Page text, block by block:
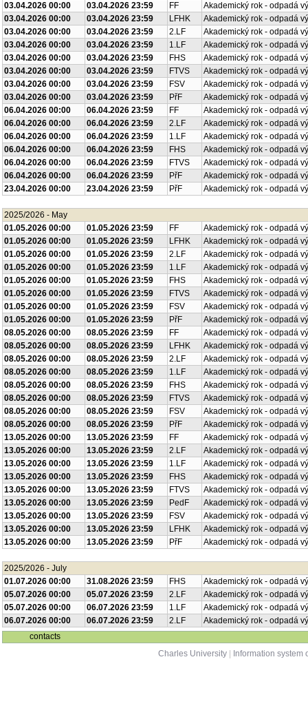
03.04.2026 00:00
03.04.2026 23:59 FF
Akademický rok - odpadá
03.04.2026 00:00
03.04.2026 23:59 LFHK
Akademický rok - odpadá
03.04.2026 00:00
03.04.2026 23:59 2.LF
Akademický rok - odpadá
03.04.2026 00:00
03.04.2026 23:59 1.LF
Akademický rok - odpadá
03.04.2026 00:00
03.04.2026 23:59 FHS
Akademický rok - odpadá
03.04.2026 00:00
03.04.2026 23:59 FTVS
Akademický rok - odpadá
03.04.2026 00:00
03.04.2026 23:59 FSV
Akademický rok - odpadá
03.04.2026 00:00
03.04.2026 23:59 PřF
Akademický rok - odpadá
06.04.2026 00:00
06.04.2026 23:59 FF
Akademický rok - odpadá
06.04.2026 00:00
06.04.2026 23:59 2.LF
Akademický rok - odpadá
06.04.2026 00:00
06.04.2026 23:59 1.LF
Akademický rok - odpadá
06.04.2026 00:00
06.04.2026 23:59 FHS
Akademický rok - odpadá
06.04.2026 00:00
06.04.2026 23:59 FTVS
Akademický rok - odpadá
06.04.2026 00:00
06.04.2026 23:59 PřF
Akademický rok - odpadá
23.04.2026 00:00
23.04.2026 23:59 PřF Akademický rok - odpadá
2025/2026 - May
01.05.2026 00:00
01.05.2026 23:59 FF
Akademický rok - odpadá
01.05.2026 00:00
01.05.2026 23:59 LFHK
Akademický rok - odpadá
01.05.2026 00:00
01.05.2026 23:59 2.LF
Akademický rok - odpadá
01.05.2026 00:00
01.05.2026 23:59 1.LF
Akademický rok - odpadá
01.05.2026 00:00
01.05.2026 23:59 FHS
Akademický rok - odpadá
01.05.2026 00:00
01.05.2026 23:59 FTVS
Akademický rok - odpadá
01.05.2026 00:00
01.05.2026 23:59 FSV
Akademický rok - odpadá
01.05.2026 00:00
01.05.2026 23:59 PřF
Akademický rok - odpadá
08.05.2026 00:00
08.05.2026 23:59 FF
Akademický rok - odpadá
08.05.2026 00:00
08.05.2026 23:59 LFHK
Akademický rok - odpadá
08.05.2026 00:00
08.05.2026 23:59 2.LF
Akademický rok - odpadá
08.05.2026 00:00
08.05.2026 23:59 1.LF
Akademický rok - odpadá
08.05.2026 00:00
08.05.2026 23:59 FHS
Akademický rok - odpadá
08.05.2026 00:00
08.05.2026 23:59 FTVS
Akademický rok - odpadá
08.05.2026 00:00
08.05.2026 23:59 FSV
Akademický rok - odpadá
08.05.2026 00:00
08.05.2026 23:59 PřF
Akademický rok - odpadá
13.05.2026 00:00
13.05.2026 23:59 FF
Akademický rok - odpadá
13.05.2026 00:00
13.05.2026 23:59 2.LF
Akademický rok - odpadá
13.05.2026 00:00
13.05.2026 23:59 1.LF
Akademický rok - odpadá
13.05.2026 00:00
13.05.2026 23:59 FHS
Akademický rok - odpadá
13.05.2026 00:00
13.05.2026 23:59 FTVS
Akademický rok - odpadá
13.05.2026 00:00
13.05.2026 23:59 PedF
Akademický rok - odpadá
13.05.2026 00:00
13.05.2026 23:59 FSV
Akademický rok - odpadá
13.05.2026 00:00
13.05.2026 23:59 LFHK
Akademický rok - odpadá
13.05.2026 00:00
13.05.2026 23:59 PřF Akademický rok - odpadá
2025/2026 - July
01.07.2026 00:00
31.08.2026 23:59 FHS
Akademický rok - odpadá
05.07.2026 00:00
05.07.2026 23:59 2.LF
Akademický rok - odpadá
05.07.2026 00:00
06.07.2026 23:59 1.LF
Akademický rok - odpadá
06.07.2026 00:00
06.07.2026 23:59 2.LF
Akademický rok - odpadá
contacts
Charles University
Information